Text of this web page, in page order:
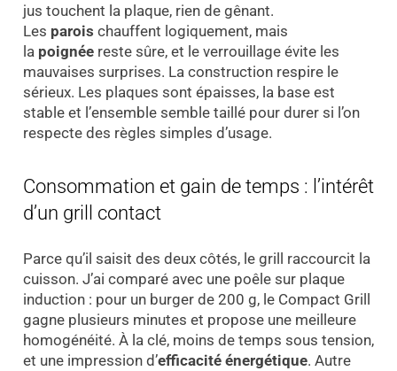
jus touchent la plaque, rien de gênant.
Les parois chauffent logiquement, mais
la poignéereste sûre, et le verrouillage évite les
mauvaises surprises. La construction respire le
sérieux. Les plaques sont épaisses, la base est
stable et l’ensemble semble taillé pour durer si l’on
respecte des règles simples d’usage.
Consommation et gain de temps : l’intérêt
d’un grill contact
Parce qu’il saisit des deux côtés, le grill raccourcit la
cuisson. J’ai comparé avec une poêle sur plaque
induction : pour un burger de 200 g, le Compact Grill
gagne plusieurs minutes et propose une meilleure
homogénéité. À la clé, moins de temps sous tension,
et une impression d’efficacité énergétique. Autre